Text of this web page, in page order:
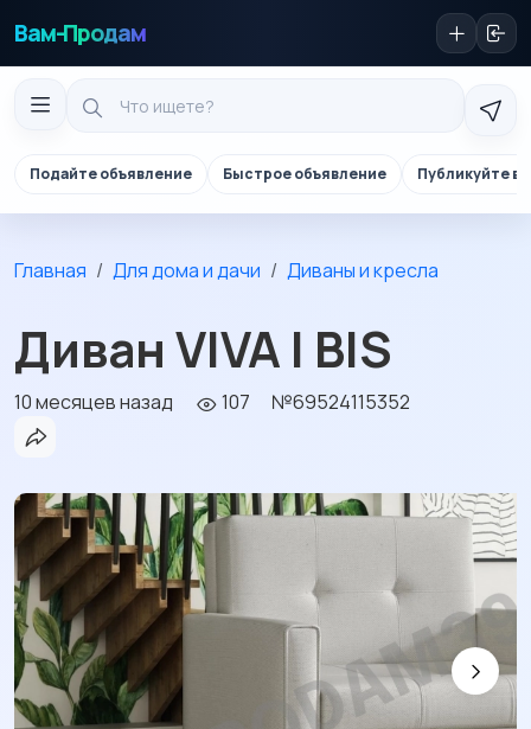
Вам-Продам
Подайте объявление Быстрое объявление Публикуйте в
Главная Для дома и дачи Диваны и кресла
Диван VIVA I BIS
10 месяцев назад 107 №69524115352